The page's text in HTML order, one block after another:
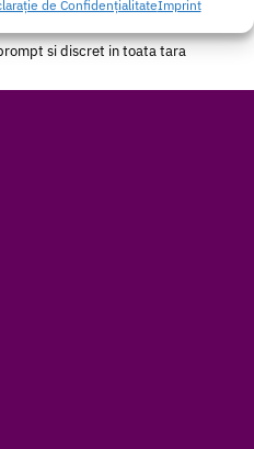
de ConfidențialitateImprint
si discret in toata tara